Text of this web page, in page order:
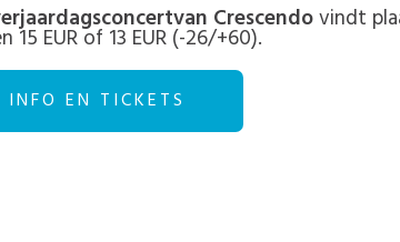
Crescendovindt
15 EUR of 13 EUR (-26/+60).
INFO EN TICKETS